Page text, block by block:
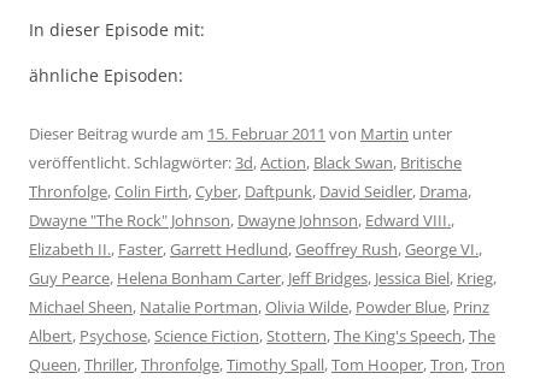
In dieser Episode mit:
ähnliche Episoden:
Dieser Beitrag wurde am 15. Februar 2011 von Martin unter
veröffentlicht. Schlagwörter:3d,Action, Black Swan, Britische
Thronfolge,Colin Firth,Cyber, Daftpunk, David Seidler, Drama,
Dwayne "The Rock" Johnson, Dwayne Johnson, Edward VIII.,
Elizabeth II., Faster,Garrett Hedlund,Geoffrey Rush,George VI.,
Guy Pearce, Helena Bonham Carter, Jeff Bridges, Jessica Biel, Krieg,
Michael Sheen, Natalie Portman,Olivia Wilde, Powder Blue, Prinz
Albert, Psychose, Science Fiction, Stottern,The King's Speech,The
Queen,Thriller,Thronfolge,Timothy Spall,Tom Hooper,Tron,Tron